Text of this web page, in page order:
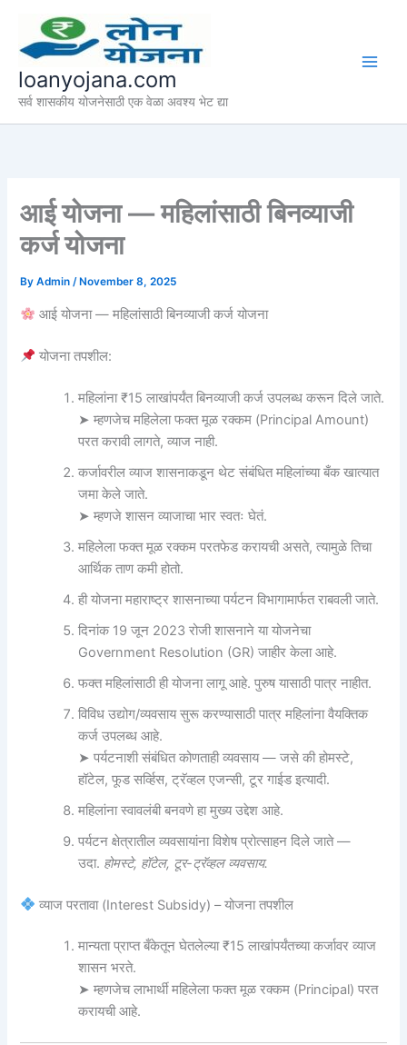
content
loanyojana.com
सर्व शासकीय योजनेसाठी एक वेळा अवश्य भेट द्या
आई योजना — महिलांसाठी बिनव्याजी
कर्ज योजना
ByAdmin/ November 8, 2025
आई योजना — महिलांसाठी बिनव्याजी कर्ज योजना
योजना तपशील:
महिलांना ₹15 लाखांपर्यंत बिनव्याजी कर्ज उपलब्ध करून दिले जाते.
➤ म्हणजेच महिलेला फक्त मूळ रक्कम (Principal Amount)
परत करावी लागते, व्याज नाही.
कर्जावरील व्याज शासनाकडून थेट संबंधित महिलांच्या बँक खात्यात
जमा केले जाते.
➤ म्हणजे शासन व्याजाचा भार स्वतः घेतं.
महिलेला फक्त मूळ रक्कम परतफेड करायची असते, त्यामुळे तिचा
आर्थिक ताण कमी होतो.
ही योजना महाराष्ट्र शासनाच्या पर्यटन विभागामार्फत राबवली जाते.
दिनांक 19 जून 2023 रोजी शासनाने या योजनेचा
Government Resolution (GR) जाहीर केला आहे.
फक्त महिलांसाठी ही योजना लागू आहे. पुरुष यासाठी पात्र नाहीत.
विविध उद्योग/व्यवसाय सुरू करण्यासाठी पात्र महिलांना वैयक्तिक
कर्ज उपलब्ध आहे.
➤ पर्यटनाशी संबंधित कोणताही व्यवसाय — जसे की होमस्टे,
हॉटेल, फूड सर्व्हिस, ट्रॅव्हल एजन्सी, टूर गाईड इत्यादी.
महिलांना स्वावलंबी बनवणे हा मुख्य उद्देश आहे.
पर्यटन क्षेत्रातील व्यवसायांना विशेष प्रोत्साहन दिले जाते —
उदा. होमस्टे, हॉटेल, टूर-ट्रॅव्हल व्यवसाय.
व्याज परतावा (Interest Subsidy) – योजना तपशील
मान्यता प्राप्त बँकेतून घेतलेल्या ₹15 लाखांपर्यंतच्या कर्जावर व्याज
शासन भरते.
➤ म्हणजेच लाभार्थी महिलेला फक्त मूळ रक्कम (Principal) परत
करायची आहे.